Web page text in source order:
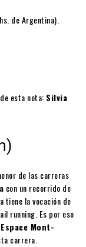
de Argentina).
esta nota: Silvia
de las carreras
con un recorrido de
tiene la vocación de
running. Es por eso
Espace Mont-
carrera.